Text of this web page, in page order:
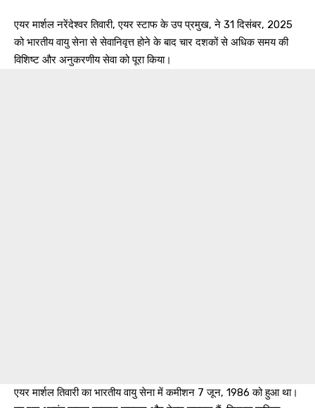
एयर मार्शल नरेंदेश्वर तिवारी, एयर स्टाफ के उप प्रमुख, ने 31 दिसंबर, 2025
को भारतीय वायु सेना से सेवानिवृत्त होने के बाद चार दशकों से अधिक समय की
विशिष्ट और अनुकरणीय सेवा को पूरा किया।
एयर मार्शल तिवारी का भारतीय वायु सेना में कमीशन 7 जून, 1986 को हुआ था।